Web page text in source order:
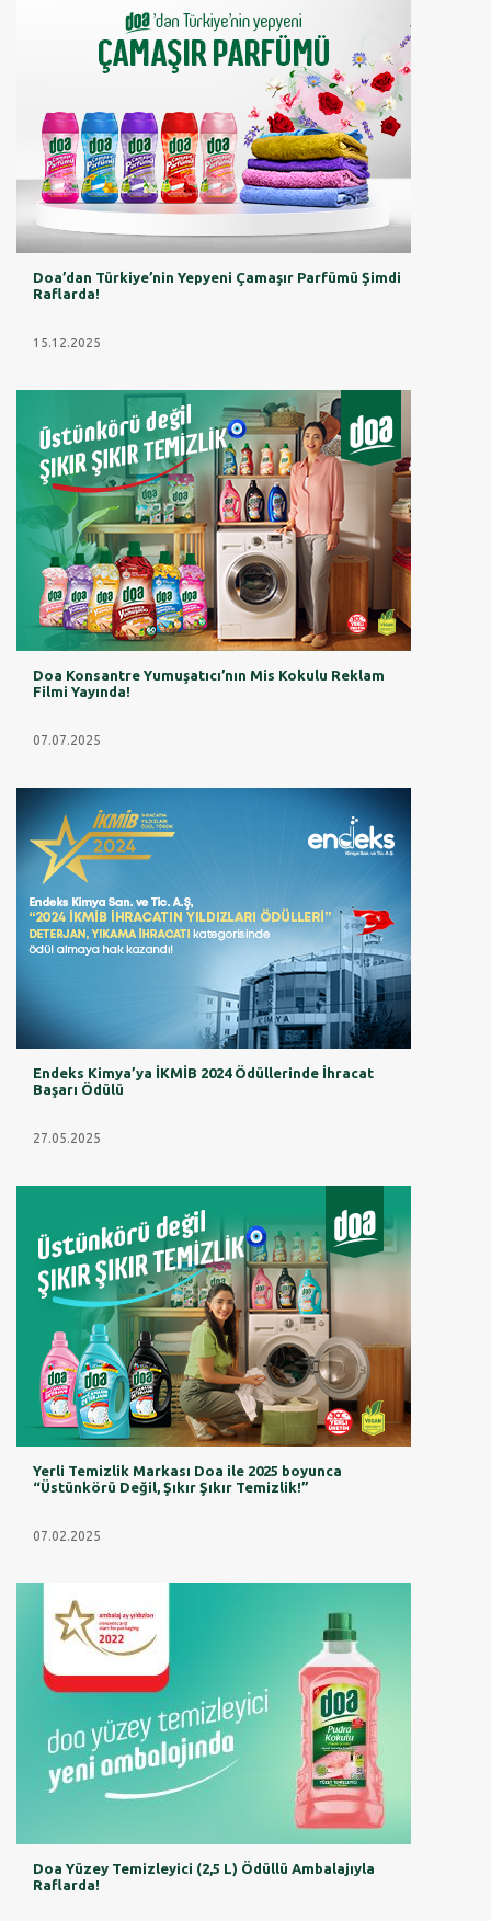
Doa’dan Türkiye’nin Yepyeni Çamaşır Parfümü Şimdi
Raflarda!
15.12.2025
Doa Konsantre Yumuşatıcı’nın Mis Kokulu Reklam
Filmi Yayında!
07.07.2025
Endeks Kimya’ya İKMİB 2024 Ödüllerinde İhracat
Başarı Ödülü
27.05.2025
Yerli Temizlik Markası Doa ile 2025 boyunca
“Üstünkörü Değil, Şıkır Şıkır Temizlik!”
07.02.2025
Doa Yüzey Temizleyici (2,5 L) Ödüllü Ambalajıyla
Raflarda!